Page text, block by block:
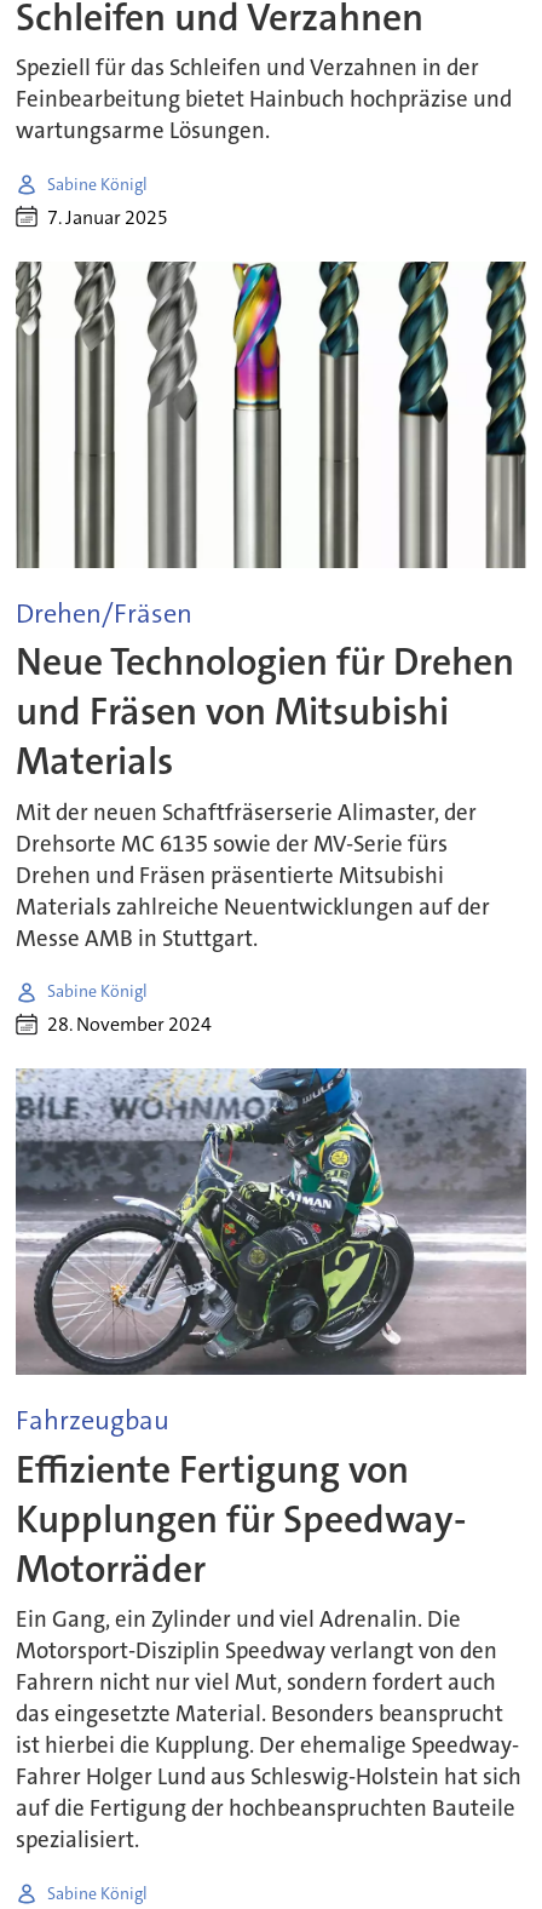
Schleifen und Verzahnen
Speziell für das Schleifen und Verzahnen in der
Feinbearbeitung bietet Hainbuch hochpräzise und
wartungsarme Lösungen.
Sabine Königl
7. Januar 2025
Drehen/Fräsen
Neue Technologien für Drehen
und Fräsen von Mitsubishi
Materials
Mit der neuen Schaftfräserserie Alimaster, der
Drehsorte MC 6135 sowie der MV-Serie fürs
Drehen und Fräsen präsentierte Mitsubishi
Materials zahlreiche Neuentwicklungen auf der
Messe AMB in Stuttgart.
Sabine Königl
28. November 2024
Fahrzeugbau
Effiziente Fertigung von
Kupplungen für Speedway-
Motorräder
Ein Gang, ein Zylinder und viel Adrenalin. Die
Motorsport-Disziplin Speedway verlangt von den
Fahrern nicht nur viel Mut, sondern fordert auch
das eingesetzte Material. Besonders beansprucht
ist hierbei die Kupplung. Der ehemalige Speedway-
Fahrer Holger Lund aus Schleswig-Holstein hat sich
auf die Fertigung der hochbeanspruchten Bauteile
spezialisiert.
Sabine Königl